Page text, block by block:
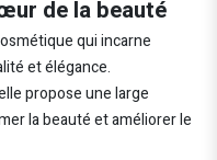
de la beauté
qui incarne
et élégance.
propose une large
la beauté et améliorer le